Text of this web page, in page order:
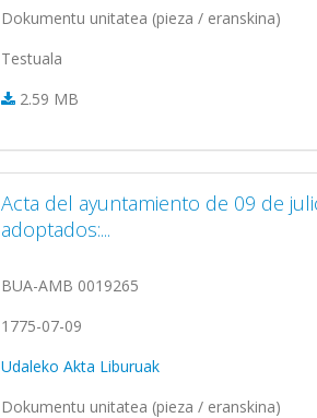
Dokumentu unitatea (pieza / eranskina)
Testuala
2.59 MB
Acta del ayuntamiento de 09 de
adoptados:...
BUA-AMB 0019265
1775-07-09
Udaleko Akta Liburuak
Dokumentu unitatea (pieza / eranskina)